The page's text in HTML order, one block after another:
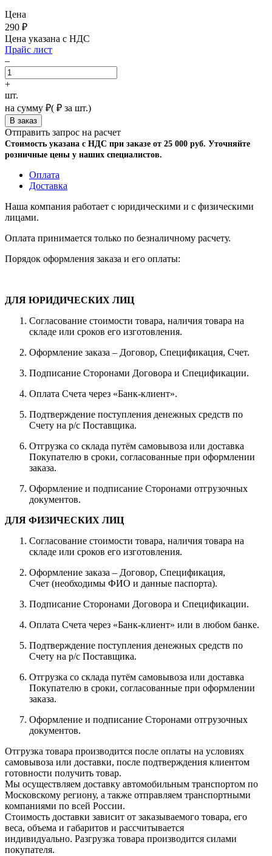
Цена
290 ₽
Цена указана с НДС
Прайс лист
–
+
шт.
на сумму ₽( ₽ за шт.)
Отправить запрос на расчет
Стоимость указана с НДС при заказе от 25 000 руб. Уточняйте
розничные цены у наших специалистов.
Оплата
Доставка
Наша компания работает с юридическими и с физическими
лицами.
Оплата принимается только по безналичному расчету.
Порядок оформления заказа и его оплаты:
ДЛЯ ЮРИДИЧЕСКИХ ЛИЦ
Согласование стоимости товара, наличия товара на
складе или сроков его изготовления.
Оформление заказа – Договор, Спецификация, Счет.
Подписание Сторонами Договора и Спецификации.
Оплата Счета через «Банк-клиент».
Подтверждение поступления денежных средств по
Счету на р/с Поставщика.
Отгрузка со склада путём самовывоза или доставка
Покупателю в сроки, согласованные при оформлении
заказа.
Оформление и подписание Сторонами отгрузочных
документов.
ДЛЯ ФИЗИЧЕСКИХ ЛИЦ
Согласование стоимости товара, наличия товара на
складе или сроков его изготовления.
Оформление заказа – Договор, Спецификация,
Счет (необходимы ФИО и данные паспорта).
Подписание Сторонами Договора и Спецификации.
Оплата Счета через «Банк-клиент» или в любом банке.
Подтверждение поступления денежных средств по
Счету на р/с Поставщика.
Отгрузка со склада путём самовывоза или доставка
Покупателю в сроки, согласованные при оформлении
заказа.
Оформление и подписание Сторонами отгрузочных
документов.
Отгрузка товара производится после оплаты на условиях
самовывоза или доставки, после подтверждения клиентом
готовности получить товар.
Мы осуществляем доставку автомобильным транспортом по
Московскому региону, а также отправляем транспортными
компаниями по всей России.
Стоимость доставки зависит от заказываемого товара, его
веса, объема и габаритов и рассчитывается
индивидуально. Разгрузка товара производится силами
покупателя.